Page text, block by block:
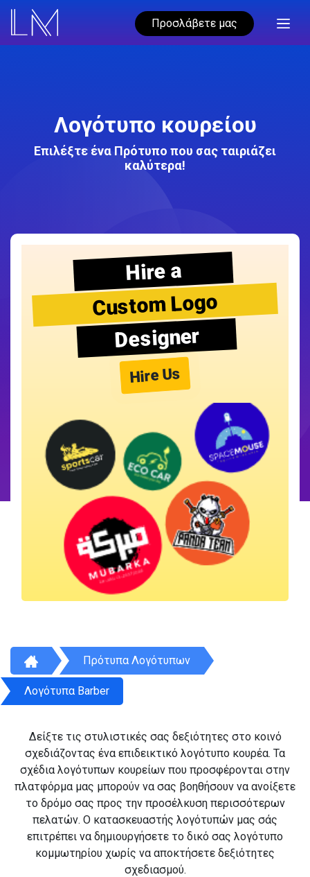
Προσλάβετε μας
Λογότυπο κουρείου
Επιλέξτε ένα Πρότυπο που σας ταιριάζει
καλύτερα!
Hire a
Custom Logo
Designer
Hire Us
Πρότυπα Λογότυπων
Λογότυπα Barber
Δείξτε τις στυλιστικές σας δεξιότητες στο κοινό
σχεδιάζοντας ένα επιδεικτικό λογότυπο κουρέα. Τα
σχέδια λογότυπων κουρείων που προσφέρονται στην
πλατφόρμα μας μπορούν να σας βοηθήσουν να ανοίξετε
το δρόμο σας προς την προσέλκυση περισσότερων
πελατών. Ο κατασκευαστής λογότυπών μας σάς
επιτρέπει να δημιουργήσετε το δικό σας λογότυπο
κομμωτηρίου χωρίς να αποκτήσετε δεξιότητες
σχεδιασμού.